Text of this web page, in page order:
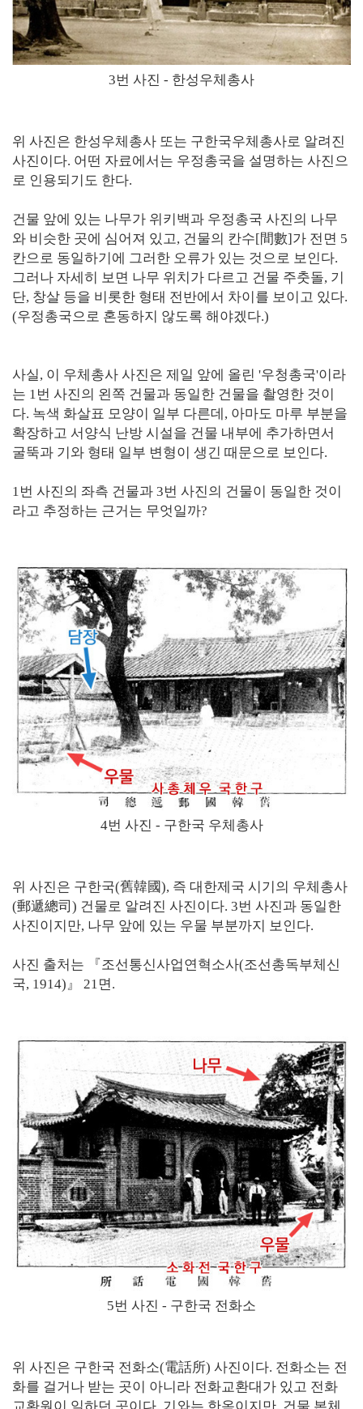
3번 사진 - 한성우체총사
위 사진은 한성우체총사 또는 구한국우체총사로 알려진
사진이다. 어떤 자료에서는 우정총국을 설명하는 사진으
로 인용되기도 한다.
건물 앞에 있는 나무가 위키백과 우정총국 사진의 나무
와 비슷한 곳에 심어져 있고, 건물의 칸수[間數]가 전면 5
칸으로 동일하기에 그러한 오류가 있는 것으로 보인다.
그러나 자세히 보면 나무 위치가 다르고 건물 주춧돌, 기
단, 창살 등을 비롯한 형태 전반에서 차이를 보이고 있다.
(우정총국으로 혼동하지 않도록 해야겠다.)
사실, 이 우체총사 사진은 제일 앞에 올린 '우청총국'이라
는 1번 사진의 왼쪽 건물과 동일한 건물을 촬영한 것이
다. 녹색 화살표 모양이 일부 다른데, 아마도 마루 부분을
확장하고 서양식 난방 시설을 건물 내부에 추가하면서
굴뚝과 기와 형태 일부 변형이 생긴 때문으로 보인다.
1번 사진의 좌측 건물과 3번 사진의 건물이 동일한 것이
라고 추정하는 근거는 무엇일까?
4번 사진 - 구한국 우체총사
위 사진은 구한국(舊韓國), 즉 대한제국 시기의 우체총사
(郵遞總司) 건물로 알려진 사진이다. 3번 사진과 동일한
사진이지만, 나무 앞에 있는 우물 부분까지 보인다.
사진 출처는 『조선통신사업연혁소사(조선총독부체신
국, 1914)』 21면.
5번 사진 - 구한국 전화소
위 사진은 구한국 전화소(電話所) 사진이다. 전화소는 전
화를 걸거나 받는 곳이 아니라 전화교환대가 있고 전화
교환원이 일하던 곳이다. 기와는 한옥이지만, 건물 본체